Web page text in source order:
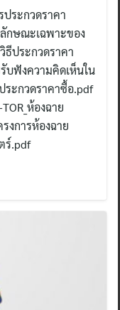
ประกวดราคา
กษณะเฉพาะของ
ประกวดราคา
บฟังความคิดเห็นใน
ะกวดราคาซื้อ.pdf
ห้องฉาย
งการห้องฉาย
ร์.pdf